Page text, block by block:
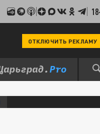
ОТКЛЮЧИТЬ РЕКЛАМУ